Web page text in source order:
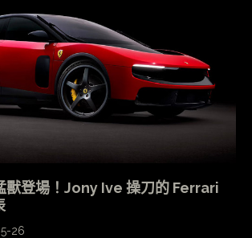
獸登場！Jony Ive 操刀的 Ferrari
26